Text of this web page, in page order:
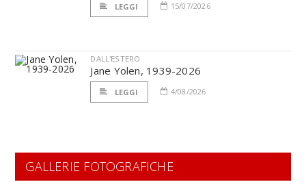
LEGGI 15/07/2026
DALL'ESTERO
Jane Yolen, 1939-2026
LEGGI 4/08/2026
GALLERIE FOTOGRAFICHE